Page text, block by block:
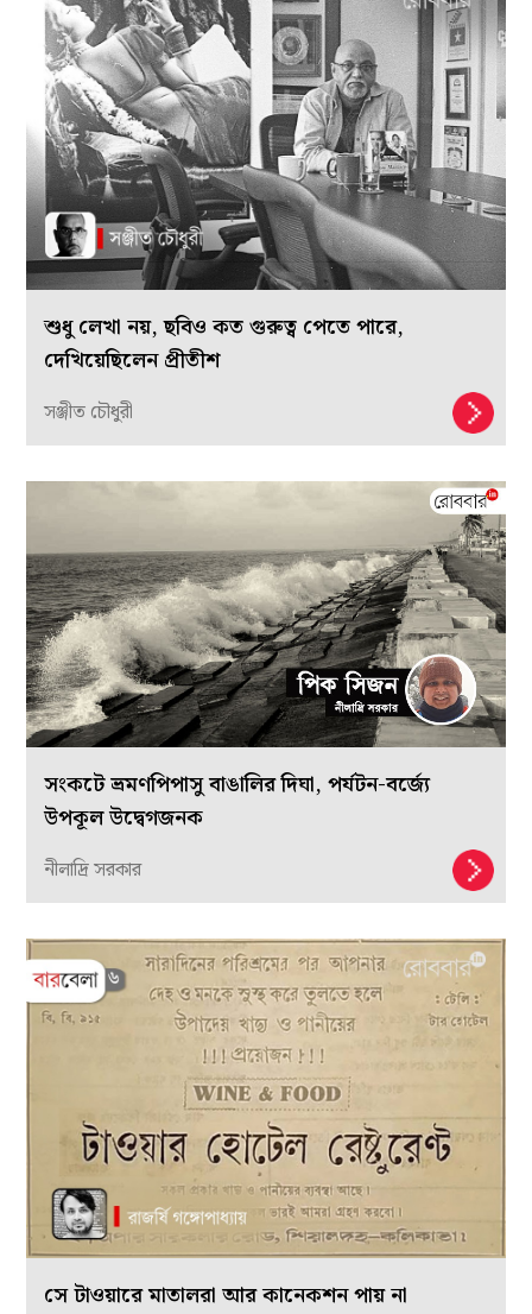
শুধু লেখা নয়, ছবিও কত গুরুত্ব পেতে পারে,
দেখিয়েছিলেন প্রীতীশ
সঞ্জীত চৌধুরী
সংকটে ভ্রমণপিপাসু বাঙালির দিঘা, পর্যটন-বর্জ্যে
উপকূল উদ্বেগজনক
নীলাদ্রি সরকার
সে টাওয়ারে মাতালরা আর কানেকশন পায় না